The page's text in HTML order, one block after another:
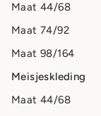
Maat 44/68
Maat 74/92
Maat 98/164
Meisjeskleding
Maat 44/68